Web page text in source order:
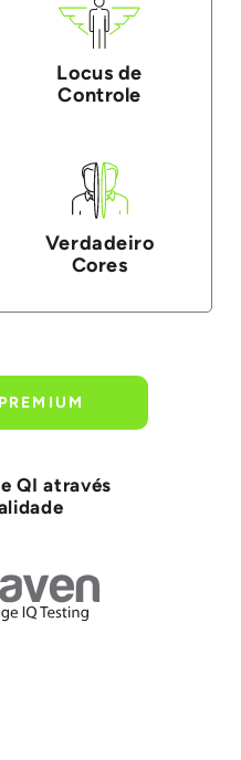
Locus de
Controle
Verdadeiro
Cores
QI através